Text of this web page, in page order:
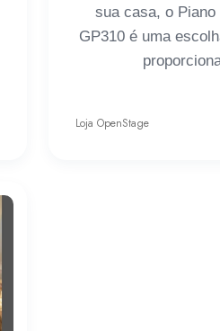
sua casa, o
GP310 é uma
Loja OpenStage